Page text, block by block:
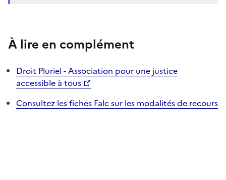
À lire en complément
Droit Pluriel - Association pour une justice
accessible à tous
Consultez les fiches Falc sur les modalités de recours